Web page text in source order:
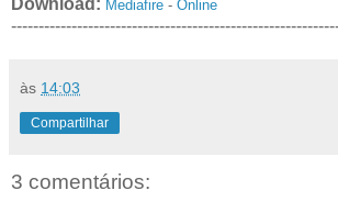
Mediafire - Online
às 14:03
Compartilhar
3 comentários: